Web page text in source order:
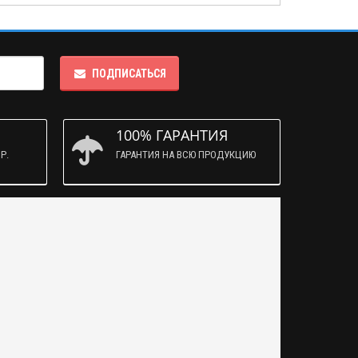
ПОДПИСАТЬСЯ
100% ГАРАНТИЯ
ГАРАНТИЯ НА ВСЮ ПРОДУКЦИЮ